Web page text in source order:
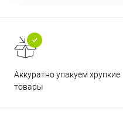
Аккуратно упакуем хрупкие
товары